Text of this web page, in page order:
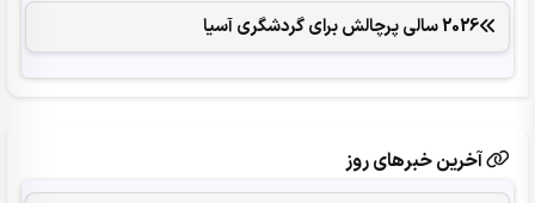
2026 سالی پرچالش برای گردشگری آسیا
آخرین خبرهای روز